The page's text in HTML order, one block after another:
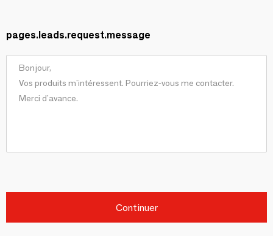
pages.leads.request.message
Continuer